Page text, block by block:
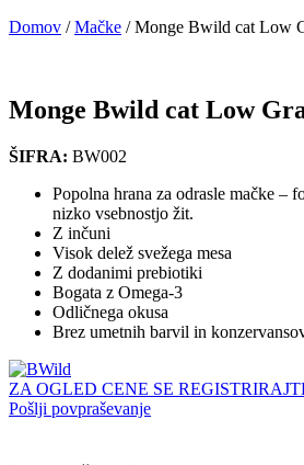
Domov /Mačke /Monge Bwild cat Low
Monge Bwild cat Low
ŠIFRA: BW002
Popolna hrana za odrasle mačke –
nizko vsebnostjo žit.
Z inčuni
Visok delež svežega mesa
Z dodanimi prebiotiki
Bogata z Omega-3
Odličnega okusa
Brez umetnih barvil in
ZA OGLED CENE SE
Pošlji povpraševanje